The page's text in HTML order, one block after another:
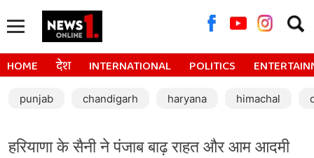
for:
HOME देश INTERNATIONAL POLITICS
punjab chandigarh haryana himachal
हरियाणा के सैनी ने पंजाब बाढ़ राहत और आम आदमी